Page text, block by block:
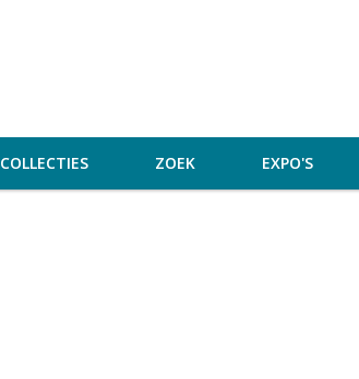
COLLECTIES ZOEK EXPO'S